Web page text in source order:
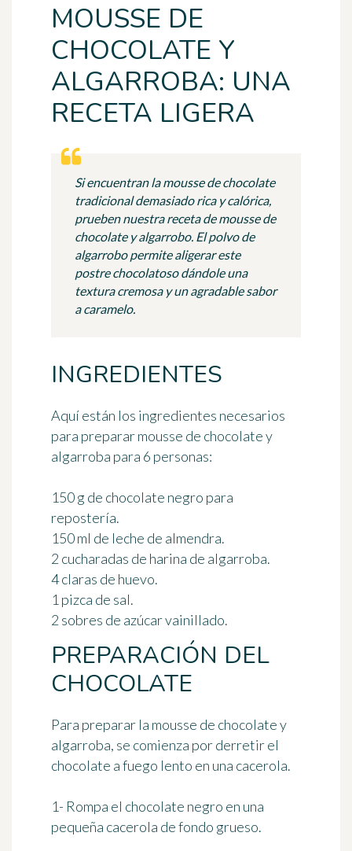
MOUSSE DE
CHOCOLATE Y
ALGARROBA: UNA
RECETA LIGERA
Si encuentran la mousse de chocolate
tradicional demasiado rica y calórica,
prueben nuestra receta de mousse de
chocolate y algarrobo. El polvo de
algarrobo permite aligerar este
postre chocolatoso dándole una
textura cremosa y un agradable sabor
a caramelo.
INGREDIENTES
Aquí están los ingredientes necesarios
para preparar mousse de chocolate y
algarroba para 6 personas:
150 g de chocolate negro para
repostería.
150 ml de leche de almendra.
2 cucharadas de harina de algarroba.
4 claras de huevo.
1 pizca de sal.
2 sobres de azúcar vainillado.
PREPARACIÓN DEL
CHOCOLATE
Para preparar la mousse de chocolate y
algarroba, se comienza por derretir el
chocolate a fuego lento en una cacerola.
1- Rompa el chocolate negro en una
pequeña cacerola de fondo grueso.